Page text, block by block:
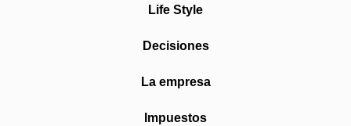
Life Style
Decisiones
La empresa
Impuestos